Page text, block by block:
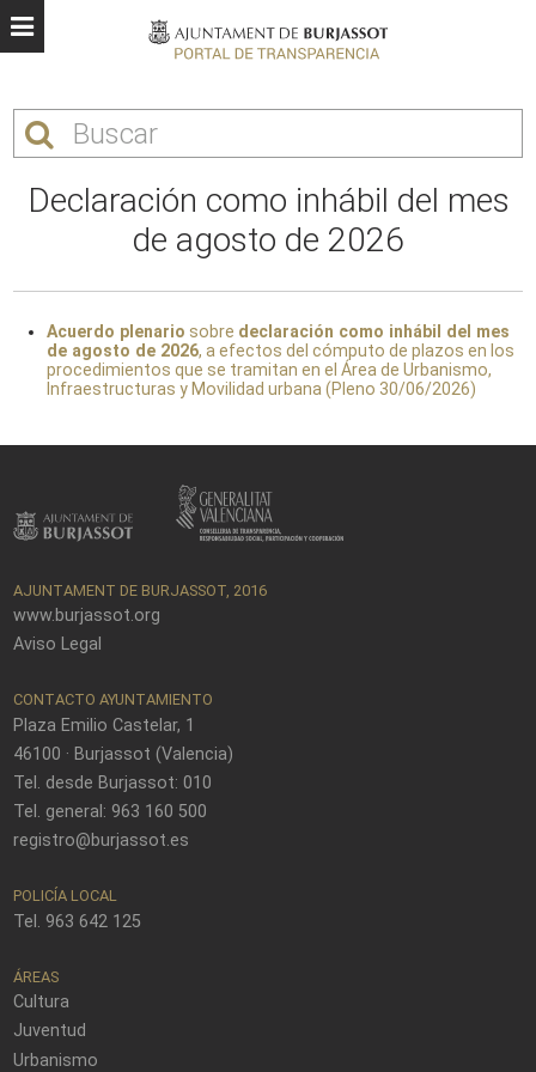
Declaración como inhábil del mes
de agosto de 2026
Acuerdo plenario sobre declaración como inhábil del mes
de agosto de 2026, a efectos del cómputo de plazos en los
procedimientos que se tramitan en el Área de Urbanismo,
Infraestructuras y Movilidad urbana (Pleno 30/06/2026)
AJUNTAMENT DE BURJASSOT, 2016
www.burjassot.org
Aviso Legal
CONTACTO AYUNTAMIENTO
Plaza Emilio Castelar, 1
46100 · Burjassot (Valencia)
Tel. desde Burjassot: 010
Tel. general: 963 160 500
registro@burjassot.es
POLICÍA LOCAL
Tel. 963 642 125
ÁREAS
Cultura
Juventud
Urbanismo